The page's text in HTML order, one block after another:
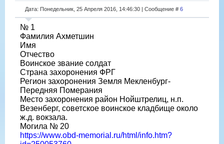
Дата: Понедельник, 25 Апреля 2016, 14:46:30 | Сообщение # 6
№ 1
Фамилия Ахметшин
Имя
Отчество
Воинское звание солдат
Страна захоронения ФРГ
Регион захоронения Земля Мекленбург-
Передняя Померания
Место захоронения район Нойштрелиц, н.п.
Везенберг, советское воинское кладбище около
ж.д. вокзала.
Могила № 20
https://www.obd-memorial.ru/html/info.htm?